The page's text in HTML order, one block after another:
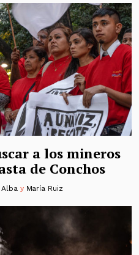
a los mineros
de Conchos
y María Ruiz